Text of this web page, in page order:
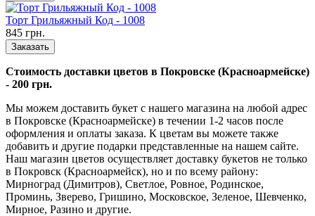
Торт Грильяжный Код - 1008
845 грн.
Заказать
Стоимость доставки цветов в Покровске (Красноармейске)
- 200 грн.
Мы можем доставить букет с нашего магазина на любой адрес
в Покровске (Красноармейске) в течении 1-2 часов после
оформления и оплаты заказа. К цветам вы можете также
добавить и другие подарки представленные на нашем сайте.
Наш магазин цветов осуществляет доставку букетов не только
в Покровск (Красноармейск), но и по всему району:
Мирноград (Димитров), Светлое, Ровное, Родинское,
Проминь, Зверево, Гришино, Московское, Зеленое, Шевченко,
Мирное, Разино и другие.